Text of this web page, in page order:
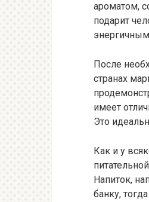
ароматом,
подарит
После
странах
имеет
Это
Как и у
Напиток,
банку,